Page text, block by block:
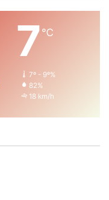
7 ℃
7º - 9º%
82%
18 km/h